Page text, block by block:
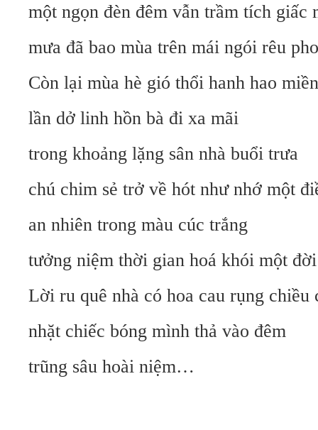
một ngọn đèn đêm vẫn trầm tích giấc
mưa đã bao mùa trên mái ngói rêu
Còn lại mùa hè gió thổi hanh hao
lần dở linh hồn bà đi xa mãi
trong khoảng lặng sân nhà buổi trưa
chú chim sẻ trở về hót như nhớ một
an nhiên trong màu cúc trắng
tưởng niệm thời gian hoá khói một
Lời ru quê nhà có hoa cau rụng chiều
nhặt chiếc bóng mình thả vào đêm
trũng sâu hoài niệm…